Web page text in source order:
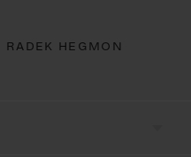
RADEK HEGMON